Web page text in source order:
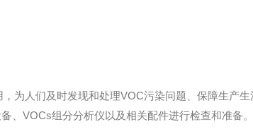
为人们及时发现和处理VOC污染问题、保障生产
、VOCs组分分析仪以及相关配件进行检查和准备